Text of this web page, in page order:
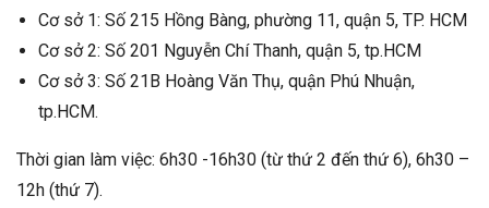
Cơ sở 1: Số 215 Hồng Bàng, phường 11, quận 5, TP. HCM
Cơ sở 2: Số 201 Nguyễn Chí Thanh, quận 5, tp.HCM
Cơ sở 3: Số 21B Hoàng Văn Thụ, quận Phú Nhuận,
tp.HCM.
Thời gian làm việc: 6h30 -16h30 (từ thứ 2 đến thứ 6), 6h30 –
12h (thứ 7).